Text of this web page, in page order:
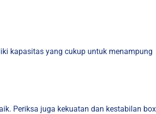
kapasitas yang cukup untuk menampung
Periksa juga kekuatan dan kestabilan